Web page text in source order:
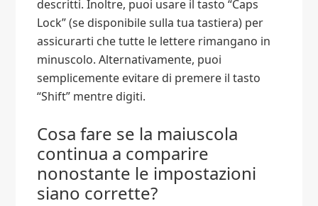
descritti. Inoltre, puoi usare il tasto “Caps
Lock” (se disponibile sulla tua tastiera) per
assicurarti che tutte le lettere rimangano in
minuscolo. Alternativamente, puoi
semplicemente evitare di premere il tasto
“Shift” mentre digiti.
Cosa fare se la maiuscola
continua a comparire
nonostante le impostazioni
siano corrette?